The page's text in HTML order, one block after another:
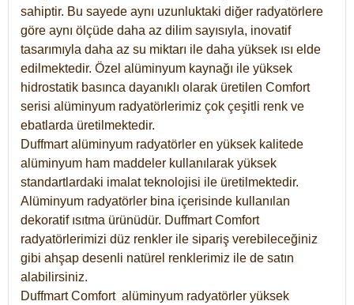
sahiptir. Bu sayede aynı uzunluktaki diğer radyatörlere
göre aynı ölçüde daha az dilim sayısıyla, inovatif
tasarımıyla daha az su miktarı ile daha yüksek ısı elde
edilmektedir. Özel alüminyum kaynağı ile yüksek
hidrostatik basınca dayanıklı olarak üretilen Comfort
serisi alüminyum radyatörlerimiz çok çeşitli renk ve
ebatlarda üretilmektedir.
Duffmart alüminyum radyatörler en yüksek kalitede
alüminyum ham maddeler kullanılarak yüksek
standartlardaki imalat teknolojisi ile üretilmektedir.
Alüminyum radyatörler bina içerisinde kullanılan
dekoratif ısıtma ürünüdür. Duffmart Comfort
radyatörlerimizi düz renkler ile sipariş verebileceğiniz
gibi ahşap desenli natürel renklerimiz ile de satın
alabilirsiniz.
Duffmart Comfort alüminyum radyatörler yüksek